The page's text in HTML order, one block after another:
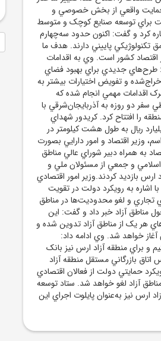
حمايت واقعي از بخش خصوصي و
براي توسعه صنايع کوچک و متوسط
کرد و گفت: اکنون حدود سه‌چهارم
پاييني دارند. هدف ما
اقتصاد کشور است. وي به اقدامات
طرح‌هاي جديدي براي بهبود فضاي
و تفويض اختيارات بيشتر به
اقدامات مهمي انجام شده که
سفر دو روزه به آذربايجان‌شرقي با
را افتتاح کرد. کريدور شهداي
منطقه آزاد ارس با هزينه‌کرد چهار هزار و 500 ميليارد ريال به طول هشت کيلومتر در
وزير اقتصاد و امور دارايي بصورت
به همراه دبير شوراي عالي مناطق
اسلامي و جمعي از مسئولان ملي و
ارس بازديد کردند.وزير امور اقتصادي
اشاره به رويکرد دولت در تقويت
تجاري و لغو محدوديت‌ها در مناطق
مناطق آزاد خبر داد و گفت: اين
هر يک از مناطق آزاد تدوين شده و
آغاز خواهد شد. وي ادامه داد:
و براي منطقه آزاد ارس نيز بانک
بازرگاني مستقل منطقه آزاد
حمايتي دولت از فعالان اقتصادي
آزاد لغو خواهد شد. ستاد توسعه
ارس نيز به‌عنوان پايلوت اجراي اين